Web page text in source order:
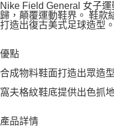
Nike Field General 女子
歸，顛覆運動鞋界。 鞋款
打造出復古美式足球造型
優點
合成物料鞋面打造出眾造
窩夫格紋鞋底提供出色抓
產品詳情